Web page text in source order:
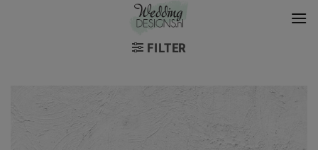
FILTER